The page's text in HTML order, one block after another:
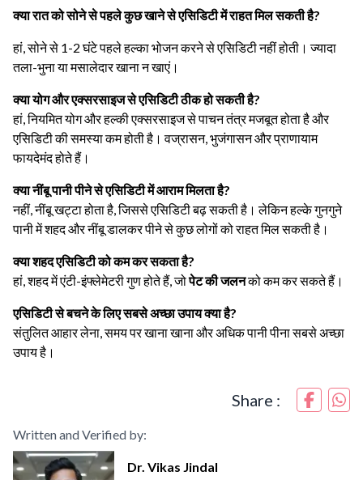
क्या रात को सोने से पहले कुछ खाने से एसिडिटी में राहत मिल सकती है?
हां, सोने से 1-2 घंटे पहले हल्का भोजन करने से एसिडिटी नहीं होती। ज्यादा
तला-भुना या मसालेदार खाना न खाएं।
क्या योग और एक्सरसाइज से एसिडिटी ठीक हो सकती है?
हां, नियमित योग और हल्की एक्सरसाइज से पाचन तंत्र मजबूत होता है और
एसिडिटी की समस्या कम होती है। वज्रासन, भुजंगासन और प्राणायाम
फायदेमंद होते हैं।
क्या नींबू पानी पीने से एसिडिटी में आराम मिलता है?
नहीं, नींबू खट्टा होता है, जिससे एसिडिटी बढ़ सकती है। लेकिन हल्के गुनगुने
पानी में शहद और नींबू डालकर पीने से कुछ लोगों को राहत मिल सकती है।
क्या शहद एसिडिटी को कम कर सकता है?
हां, शहद में एंटी-इंफ्लेमेटरी गुण होते हैं, जोपेट की जलनको कम कर सकते हैं।
एसिडिटी से बचने के लिए सबसे अच्छा उपाय क्या है?
संतुलित आहार लेना, समय पर खाना खाना और अधिक पानी पीना सबसे अच्छा
उपाय है।
Share :
Written and Verified by:
Dr. Vikas Jindal